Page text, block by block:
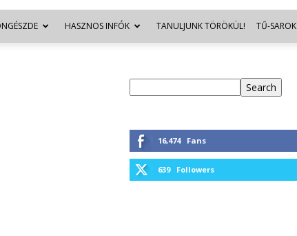
HASZNOS INFÓK TANULJUNK TÖRÖKÜL! TŰ-SAROK
Search
16,474 Fans
639 Followers